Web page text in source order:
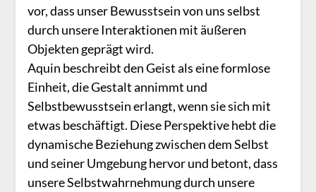
vor, dass unser Bewusstsein von uns selbst
durch unsere Interaktionen mit äußeren
Objekten geprägt wird.
Aquin beschreibt den Geist als eine formlose
Einheit, die Gestalt annimmt und
Selbstbewusstsein erlangt, wenn sie sich mit
etwas beschäftigt. Diese Perspektive hebt die
dynamische Beziehung zwischen dem Selbst
und seiner Umgebung hervor und betont, dass
unsere Selbstwahrnehmung durch unsere